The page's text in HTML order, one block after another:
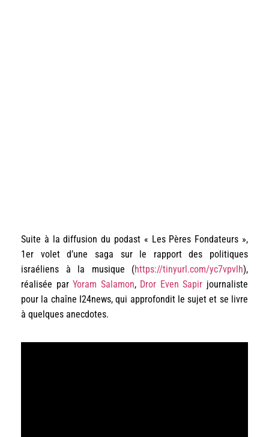
Suite à la diffusion du podast « Les Pères Fondateurs »,
1er volet d’une saga sur le rapport des politiques
israéliens à la musique (https://tinyurl.com/yc7vpvlh),
réalisée parYoram Salamon, Dror Even Sapir journaliste
pour la chaîne I24news, qui approfondit le sujet et se livre
à quelques anecdotes.